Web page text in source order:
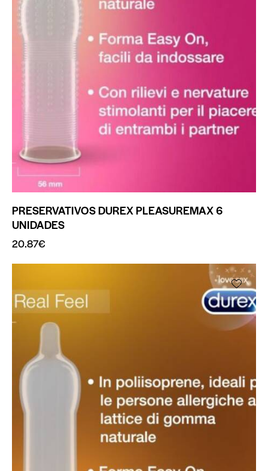
PRESERVATIVOS DUREX PLEASUREMAX 6
UNIDADES
20.87€